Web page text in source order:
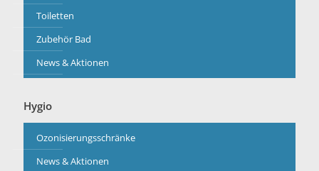
Toiletten
Zubehör Bad
News & Aktionen
Hygio
Ozonisierungsschränke
News & Aktionen